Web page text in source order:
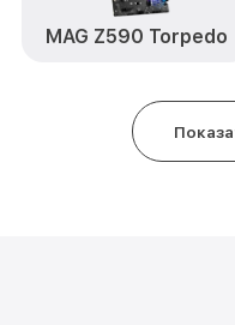
MAG Z590 Torpedo